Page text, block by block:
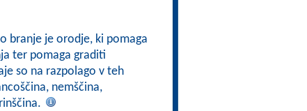
branje je orodje, ki pomaga
ter pomaga graditi
so na razpolago v teh
nemščina,